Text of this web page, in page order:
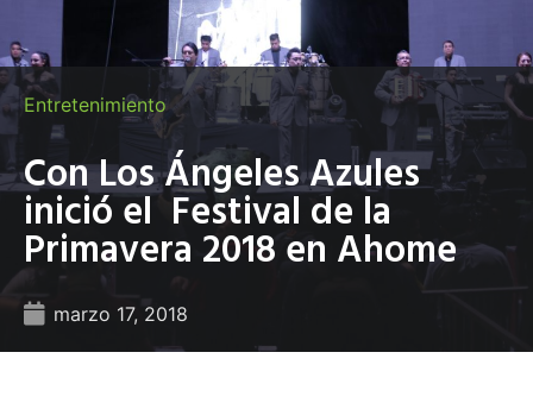
Entretenimiento
Con Los Ángeles Azules
inició el Festival de la
Primavera 2018 en Ahome
marzo 17, 2018